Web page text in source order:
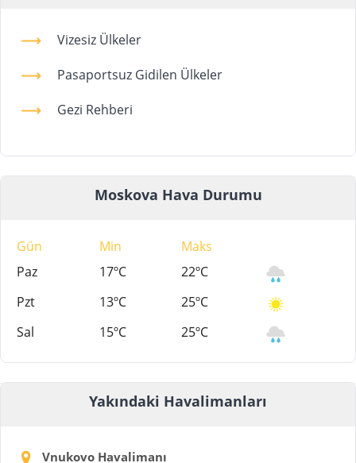
Vizesiz Ülkeler
Pasaportsuz Gidilen Ülkeler
Gezi Rehberi
Moskova Hava Durumu
Gün Min
Maks
Paz
17ºC
22ºC
Pzt
13ºC
25ºC
Sal
15ºC 25ºC
Yakındaki Havalimanları
Vnukovo Havalimanı